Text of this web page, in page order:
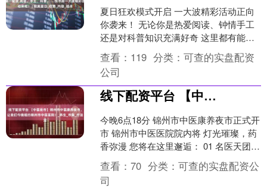
夏日狂欢模式开启 一大波精彩活动正向
你袭来！ 无论你是热爱阅读、钟情手工
还是对科普知识充满好奇 这里都有能点
燃你兴趣的活动 快来一起邂逅夏日美好
时光！ 阅读分....
查看： 119 分类：可查的实盘配资
公司
线下配资平台 【中医夜市】锦州市中医康养夜市，让我们今晚相约锦州市中医医院！_养生_市集_疗法
今晚6点18分 锦州市中医康养夜市正式开
市 锦州市中医医院院内将 灯光璀璨，药
香弥漫 您将在这里邂逅： 01 名医天团坐
镇 资深中医专家亲临夜市！健康咨询、
体质....
查看：70 分类：可查的实盘配资公
司